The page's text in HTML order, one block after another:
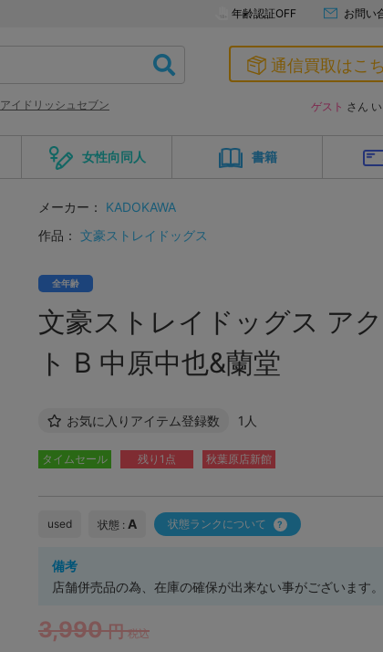
年齢認証OFF お問い
アイドリッシュセブン
通信買取はこ
ゲスト さん
女性向同人 書籍
メーカー：
KADOKAWA
作品： 文豪ストレイドッグス
全年齢
文豪ストレイドッグス ア
ト B 中原中也&蘭堂
お気に入りアイテム登録数 1人
タイムセール 残り1点 秋葉原店新館
used 状態 : A 状態ランクについて
備考
店舗併売品の為、在庫の確保が出来ない事がございます。
3,990 円 税込